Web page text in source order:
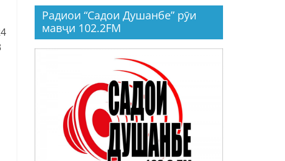
Радиои “Садои Душанбе” рӯи
мавҷи 102.2FM